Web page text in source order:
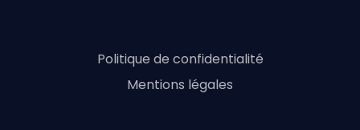
Politique de confidentialité
Mentions légales